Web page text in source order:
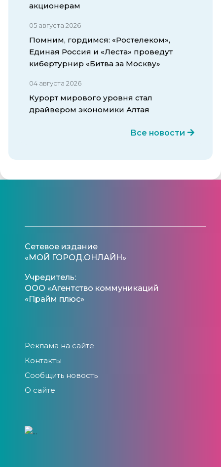
акционерам
05 августа 2026
Помним, гордимся: «Ростелеком»,
Единая Россия и «Леста» проведут
кибертурнир «Битва за Москву»
04 августа 2026
Курорт мирового уровня стал
драйвером экономики Алтая
Все новости
Сетевое издание
«МОЙ ГОРОД.ОНЛАЙН»
Учредитель:
ООО «Агентство коммуникаций
«Прайм плюс»
Реклама на сайте
Контакты
Сообщить новость
О сайте